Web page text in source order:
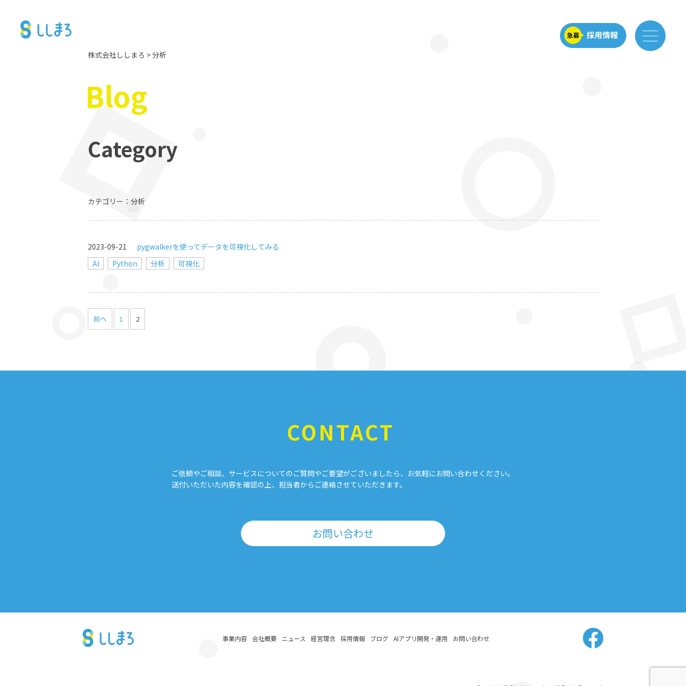
株式会社ししまろ > 分析
Blog
Category
カテゴリー：分析
2023-09-21
pygwalkerを使ってデータを可視化してみる
AI
Python 分析 可視化
前へ 1 2
CONTACT
ご依頼やご相談、サービスについてのご質問やご要望がございましたら、お気軽にお問い合わせください。
送付いただいた内容を確認の上、担当者からご連絡させていただきます。
お問い合わせ
事業内容 会社概要 ニュース 経営理念 採用情報 ブログ AIアプリ開発・運用 お問い合わせ